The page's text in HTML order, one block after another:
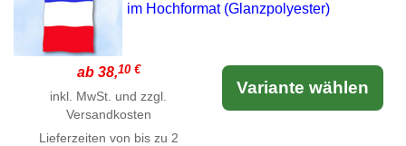
im Hochformat (Glanzpolyester)
ab 38,10 €
inkl. MwSt. und zzgl.
Versandkosten
Lieferzeiten von bis zu 2
Variante wählen